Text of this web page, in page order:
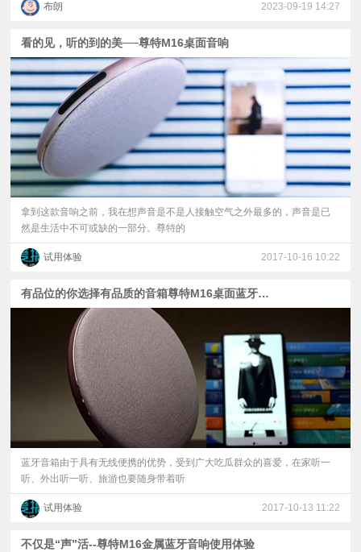
评
视
频
科
普
体
验
布朗 2023-09-19 14:27
看的见，听的到的美──尊特M16桌面音响
拿到这款音响之前，我在想声音是不是人接触空气之外最多的，声音是已
然是生活中不可或缺的一部分。尊特的
试用体验 2017-10-16 10:22
有品位的你选择有品质的音箱尊特M16桌面蓝牙音响评测
蓝牙音箱由于具有无线便携的优势，受到广大吃瓜群众的喜爱，在家听一
听、外出听一听、旅游也要随身带着听
试用体验 2017-10-13 11:22
不仅是“声”活--尊特M16金属蓝牙音响使用体验